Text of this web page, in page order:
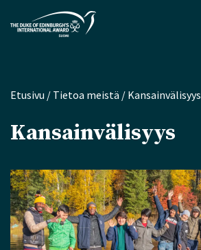
Etusivu / Tietoa meistä / Kansainvälisyys
Kansainvälisyys